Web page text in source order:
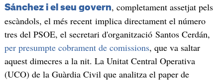
Sánchez i el seu govern, completament assetjat pels
escàndols, el més recent implica directament el número
tres del PSOE, el secretari d'organització Santos Cerdán,
per presumpte cobrament de comissions, que va saltar
aquest dimecres a la nit. La Unitat Central Operativa
(UCO) de la Guàrdia Civil que analitza el paper de